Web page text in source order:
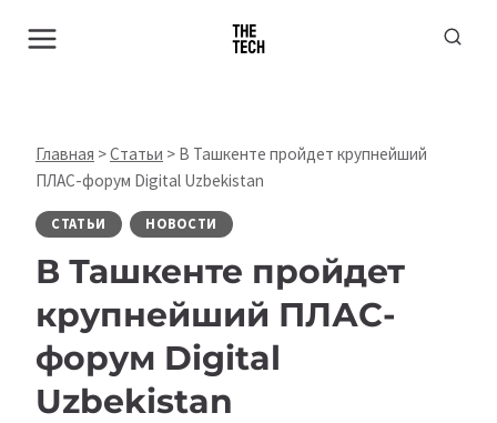
Главная >Статьи > В Ташкенте пройдет крупнейший
ПЛАС-форум Digital Uzbekistan
СТАТЬИ НОВОСТИ
В Ташкенте пройдет
крупнейший ПЛАС-
форум Digital
Uzbekistan